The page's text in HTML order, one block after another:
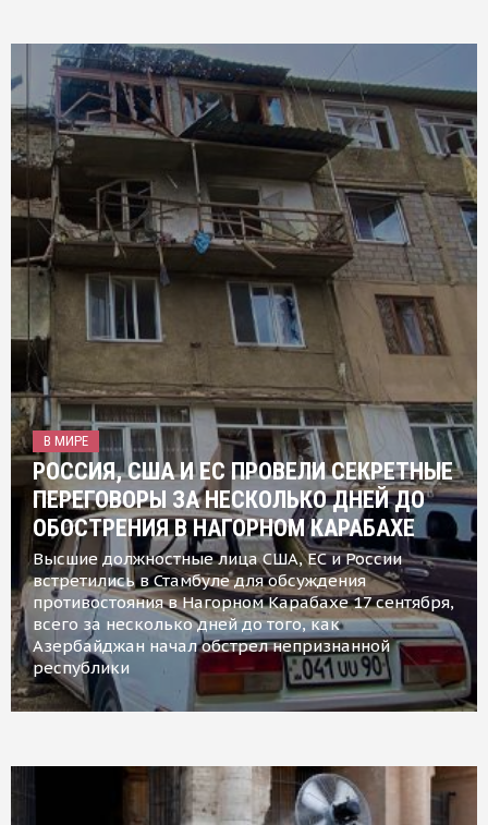
В МИРЕ
РОССИЯ, США И ЕС ПРОВЕЛИ СЕКРЕТНЫЕ
ПЕРЕГОВОРЫ ЗА НЕСКОЛЬКО ДНЕЙ ДО
ОБОСТРЕНИЯ В НАГОРНОМ КАРАБАХЕ
Высшие должностные лица США, ЕС и России
встретились в Стамбуле для обсуждения
противостояния в Нагорном Карабахе 17 сентября,
всего за несколько дней до того, как
Азербайджан начал обстрел непризнанной
республики